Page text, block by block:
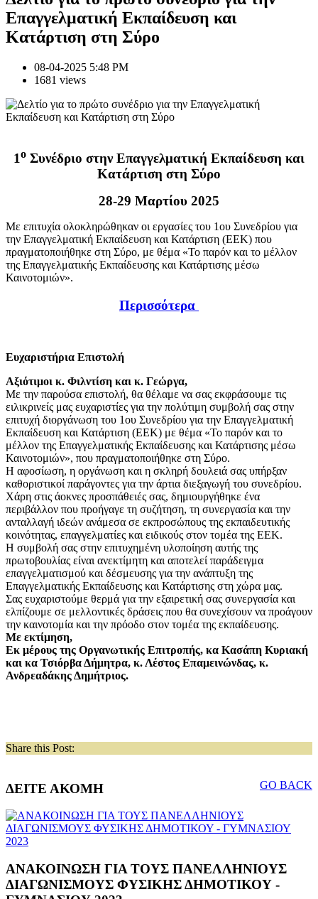
Επαγγελματική Εκπαίδευση και
Κατάρτιση στη Σύρο
08-04-2025 5:48 PM
1681 views
1ο Συνέδριο στην Επαγγελματική Εκπαίδευση και
Κατάρτιση στη Σύρο
28-29 Μαρτίου 2025
Με επιτυχία ολοκληρώθηκαν οι εργασίες του 1ου Συνεδρίου για
την Επαγγελματική Εκπαίδευση και Κατάρτιση (ΕΕΚ) που
πραγματοποιήθηκε στη Σύρο, με θέμα «Το παρόν και το μέλλον
της Επαγγελματικής Εκπαίδευσης και Κατάρτισης μέσω
Καινοτομιών».
Περισσότερα
Ευχαριστήρια Επιστολή
Αξιότιμοι κ. Φιλντίση και κ. Γεώργα,
Με την παρούσα επιστολή, θα θέλαμε να σας εκφράσουμε τις
ειλικρινείς μας ευχαριστίες για την πολύτιμη συμβολή σας στην
επιτυχή διοργάνωση του 1ου Συνεδρίου για την Επαγγελματική
Εκπαίδευση και Κατάρτιση (ΕΕΚ) με θέμα «Το παρόν και το
μέλλον της Επαγγελματικής Εκπαίδευσης και Κατάρτισης μέσω
Καινοτομιών», που πραγματοποιήθηκε στη Σύρο.
Η αφοσίωση, η οργάνωση και η σκληρή δουλειά σας υπήρξαν
καθοριστικοί παράγοντες για την άρτια διεξαγωγή του συνεδρίου.
Χάρη στις άοκνες προσπάθειές σας, δημιουργήθηκε ένα
περιβάλλον που προήγαγε τη συζήτηση, τη συνεργασία και την
ανταλλαγή ιδεών ανάμεσα σε εκπροσώπους της εκπαιδευτικής
κοινότητας, επαγγελματίες και ειδικούς στον τομέα της ΕΕΚ.
Η συμβολή σας στην επιτυχημένη υλοποίηση αυτής της
πρωτοβουλίας είναι ανεκτίμητη και αποτελεί παράδειγμα
επαγγελματισμού και δέσμευσης για την ανάπτυξη της
Επαγγελματικής Εκπαίδευσης και Κατάρτισης στη χώρα μας.
Σας ευχαριστούμε θερμά για την εξαιρετική σας συνεργασία και
ελπίζουμε σε μελλοντικές δράσεις που θα συνεχίσουν να προάγουν
την καινοτομία και την πρόοδο στον τομέα της εκπαίδευσης.
Με εκτίμηση,
Εκ μέρους της Οργανωτικής Επιτροπής, κα Κασάπη Κυριακή
και κα Τσιόρβα Δήμητρα, κ. Λέστος Επαμεινώνδας, κ.
Ανδρεαδάκης Δημήτριος.
Share this Post:
GO BACK
ΔΕΙΤΕ ΑΚΟΜΗ
ΑΝΑΚΟΙΝΩΣΗ ΓΙΑ ΤΟΥΣ ΠΑΝΕΛΛΗΝΙΟΥΣ
ΔΙΑΓΩΝΙΣΜΟΥΣ ΦΥΣΙΚΗΣ ΔΗΜΟΤΙΚΟΥ -